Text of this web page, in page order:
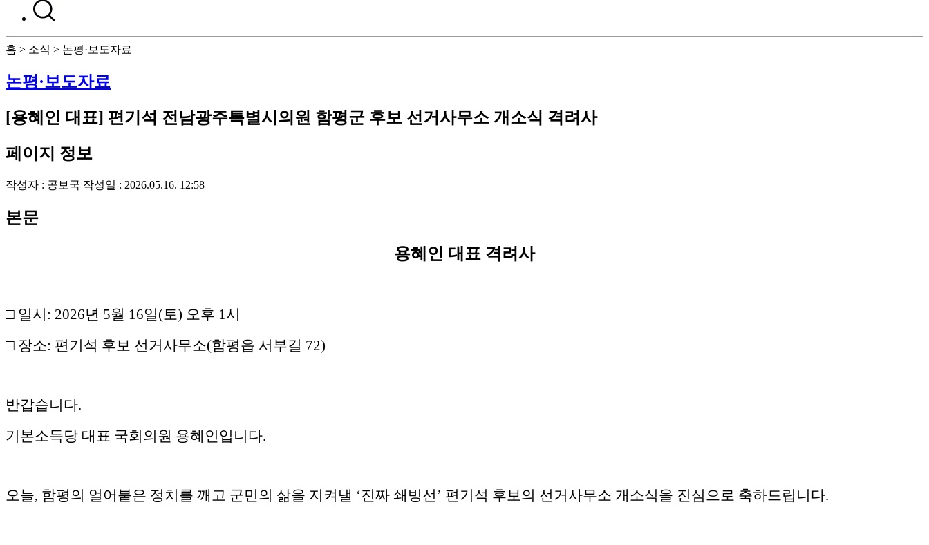
홈 > 소식 > 논평·보도자료
논평·보도자료
[용혜인 대표] 편기석 전남광주특별시의원 함평군 후보 선거사무소 개소식 격려사
페이지 정보
작성자 : 공보국 작성일 : 2026.05.16. 12:58
본문
용혜인 대표 격려사
□ 일시: 2026년 5월 16일(토) 오후 1시
□ 장소: 편기석 후보 선거사무소(함평읍 서부길 72)
반갑습니다.
기본소득당 대표 국회의원 용혜인입니다.
오늘, 함평의 얼어붙은 정치를 깨고 군민의 삶을 지켜낼 ‘진짜 쇄빙선’ 편기석 후보의 선거사무소 개소식을 진심으로 축하드립니다.